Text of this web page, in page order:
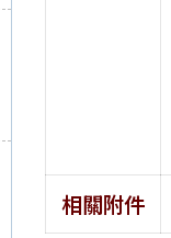
相關附件